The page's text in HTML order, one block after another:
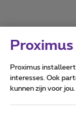
Proximus
interesses. Ook
kunnen zijn voor